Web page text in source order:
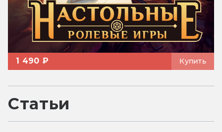
1 490 ₽ Купить
Статьи